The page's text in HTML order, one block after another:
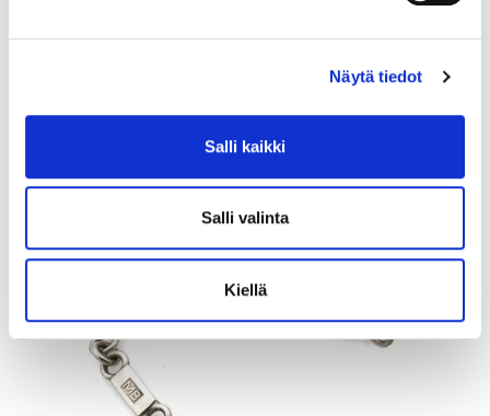
Näytä tiedot
Salli kaikki
Salli valinta
Kiellä
Tarjous:120 € (3)
12.8.2026 19:42:30